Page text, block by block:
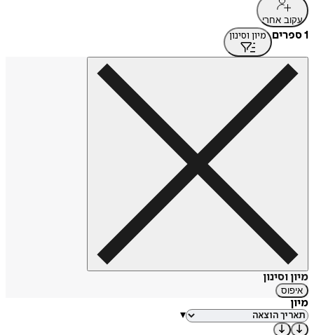
עקוב אחרי
1 ספרים מיון וסינון
מיון וסינון
איפוס
מיון
▾